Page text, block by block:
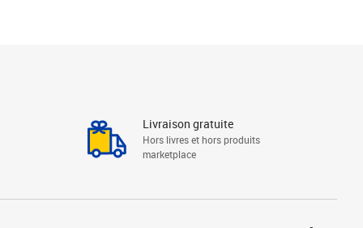
Livraison gratuite
Hors livres et hors produits
marketplace